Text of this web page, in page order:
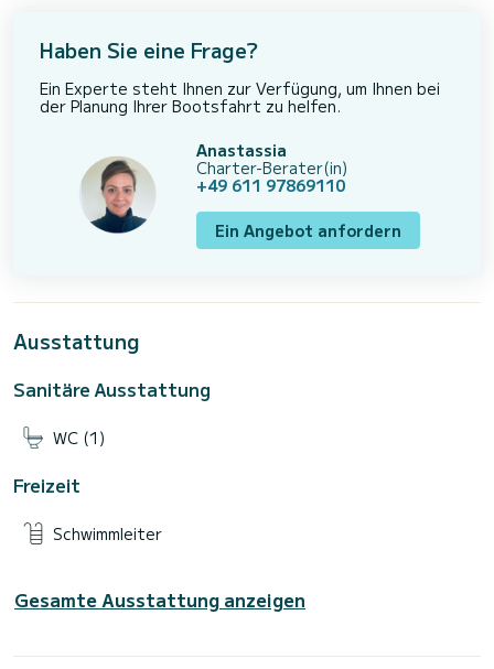
Haben Sie eine Frage?
Ein Experte steht Ihnen zur Verfügung, um Ihnen bei
der Planung Ihrer Bootsfahrt zu helfen.
Anastassia
Charter-Berater(in)
+49 611 97869110
Ein Angebot anfordern
Ausstattung
Sanitäre Ausstattung
WC (1)
Freizeit
Schwimmleiter
Gesamte Ausstattung anzeigen